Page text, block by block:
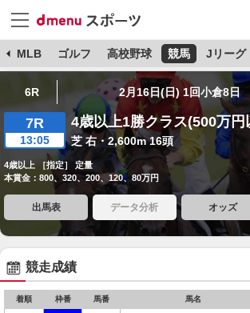
MLB ゴルフ 高校野球 競馬 Jリーグ
6R 2月16日(日) 1回小倉8日
7R
13:05
4歳以上1勝クラス(500万円
芝 右・2,600m 16頭
4歳以上 ［指定］ 定量
本賞金：800、320、200、120、80万円
出馬表 データ分析 オッズ
競走成績
着順 枠番 馬番 馬名